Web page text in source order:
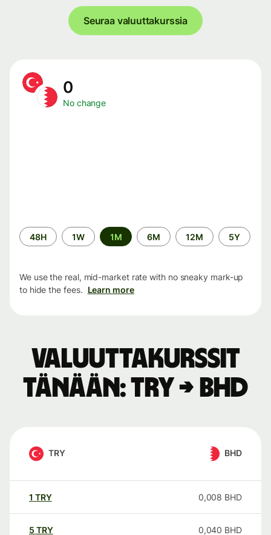
Seuraa valuuttakurssia
0
No change
Time
period
48H 1W 1M 6M 12M 5Y
We use the real, mid-market rate with no sneaky mark-up
to hide the fees. Learn more
Valuuttakurssit
tänään: TRY → BHD
TRY BHD
1 TRY 0,008 BHD
5 TRY 0,040 BHD